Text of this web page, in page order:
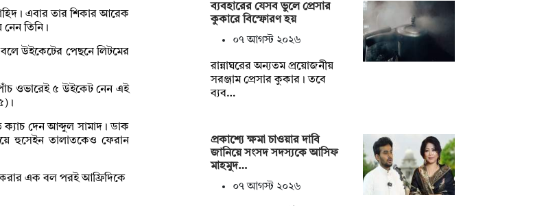
এবার তার শিকার আরেক
তিনি।
উইকেটের পেছনে লিটমের
ওভারেই ৫ উইকেট নেন এই
দেন আব্দুল সামাদ। ডাক
হুসেইন তালাতকেও ফেরান
করার এক বল পরই আফ্রিদিকে
ব্যবহারের যেসব ভুলে প্রেসার
কুকারে বিস্ফোরণ হয়
০৭ আগস্ট ২০২৬
রান্নাঘরের অন্যতম প্রয়োজনীয়
সরঞ্জাম প্রেসার কুকার। তবে
ব্যব…
প্রকাশ্যে ক্ষমা চাওয়ার দাবি
জানিয়ে সংসদ সদস্যকে আসিফ
মাহমুদ…
০৭ আগস্ট ২০২৬